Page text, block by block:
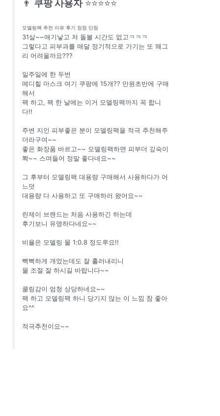
👨 쿠팡 사용자 ⭐⭐⭐⭐⭐
모델링팩 추천 이유 후기 장점 단점
31살~~애기낳고 저 돌볼 시간도 없고ㅋㅋㅋ
그렇다고 피부과를 매달 정기적으로 가기는 또 왜그
리 어려울까요???
일주일에 한 두번
메디힐 마스크 여기 쿠팡에 15개?? 만원초반에 구매
해서
팩 하고, 팩 한 날에는 이거 모델링팩까지 꼭 합니
다!!
주변 지인 피부좋은 분이 모델링팩을 적극 추천해주
더라구여~~
좋은 화장품 바르고~~ 모델링팩하면 피부더 깊숙이
쫙~~ 스며들어 정말 좋다네요~~
그 후부터 모델링팩 대용량 구매해서 사용하다가 어
느덧
대용량 다 사용하고 또 구매하러 왔어요~~
린제이 브랜드는 처음 사용하긴 하는데
후기보니 유명하다네요~~
비율은 모델링 물 1:0.8 정도루요!!
뻑뻑하게 개었는데도 잘 흘러내리니
물 조절 잘 하시길 바랍니다~~
쿨링감이 엄청 상당하네요~~
팩 하고 모델링팩 하니 당기지 않는 이 느낌 참 좋아
요^^
적극추천이요~~